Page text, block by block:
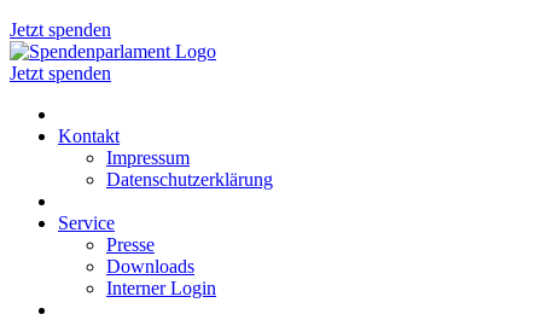
Jetzt spenden
Jetzt spenden
Kontakt
Impressum
Datenschutzerklärung
Service
Presse
Downloads
Interner Login